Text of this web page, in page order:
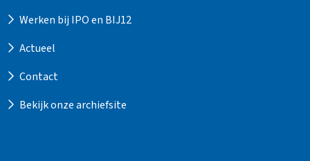
Werken bij IPO en BIJ12
Actueel
Contact
Bekijk onze archiefsite